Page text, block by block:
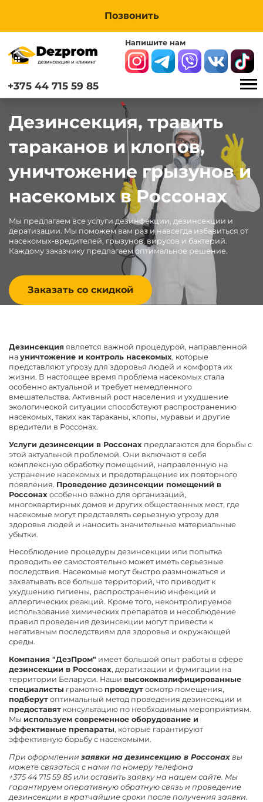
Напишите нам
Позвонить
+375 44 715 59 85
Дезинсекция, травить
тараканов и клопов,
уничтожение грызунов и
насекомых в Россонах
Мы предлагаем все услуги дезинфекции, дезинсекции и
дератизации. Мы поможем вам раз и навсегда избавиться от
насекомых-вредителей, грызунов, вирусов и бактерий.
Каждому заказчику предлагаем оптимальное решение.
Заказать со скидкой
Дезинсекция является важной процедурой, направленной
на уничтожение и контроль насекомых, которые
представляют угрозу для здоровья людей и комфорта их
жизни. В настоящее время проблема насекомых стала
особенно актуальной и требует немедленного
вмешательства. Активный рост населения и ухудшение
экологической ситуации способствуют распространению
насекомых, таких как тараканы, клопы, муравьи и другие
вредители в Россонах.
Услуги дезинсекции в Россонах предлагаются для борьбы с
этой актуальной проблемой. Они включают в себя
комплексную обработку помещений, направленную на
устранение насекомых и предотвращение их повторного
появления. Проведение дезинсекции помещений в
Россонах особенно важно для организаций,
многоквартирных домов и других общественных мест, где
насекомые могут представлять серьезную угрозу для
здоровья людей и наносить значительные материальные
убытки.
Несоблюдение процедуры дезинсекции или попытка
проводить ее самостоятельно может иметь серьезные
последствия. Насекомые могут быстро размножаться и
захватывать все больше территорий, что приводит к
ухудшению гигиены, распространению инфекций и
аллергических реакций. Кроме того, неконтролируемое
использование химических препаратов и несоблюдение
правил проведения дезинсекции могут привести к
негативным последствиям для здоровья и окружающей
среды.
Компания "ДезПром" имеет большой опыт работы в сфере
дезинсекции в Россонах, дератизации и фумигации на
территории Беларуси. Наши высококвалифицированные
специалисты грамотно проведут осмотр помещения,
подберут оптимальный метод проведения дезинсекции и
предоставят консультацию по необходимым мероприятиям.
Мы используем современное оборудование и
эффективные препараты, которые гарантируют
эффективную борьбу с насекомыми.
При оформлении заявки на дезинсекцию в Россонах вы
можете связаться с нами по номеру телефона
+375 44 715 59 85или оставить заявку на нашем сайте. Мы
гарантируем оперативную обратную связь и проведение
дезинсекции в кратчайшие сроки после получения заявки.